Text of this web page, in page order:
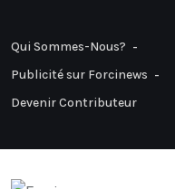
Qui Sommes-Nous?
Publicité sur Forcinews
Devenir Contributeur